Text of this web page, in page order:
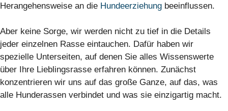
Herangehensweise an die Hundeerziehung beeinflussen.
Aber keine Sorge, wir werden nicht zu tief in die Details
jeder einzelnen Rasse eintauchen. Dafür haben wir
spezielle Unterseiten, auf denen Sie alles Wissenswerte
über Ihre Lieblingsrasse erfahren können. Zunächst
konzentrieren wir uns auf das große Ganze, auf das, was
alle Hunderassen verbindet und was sie einzigartig macht.